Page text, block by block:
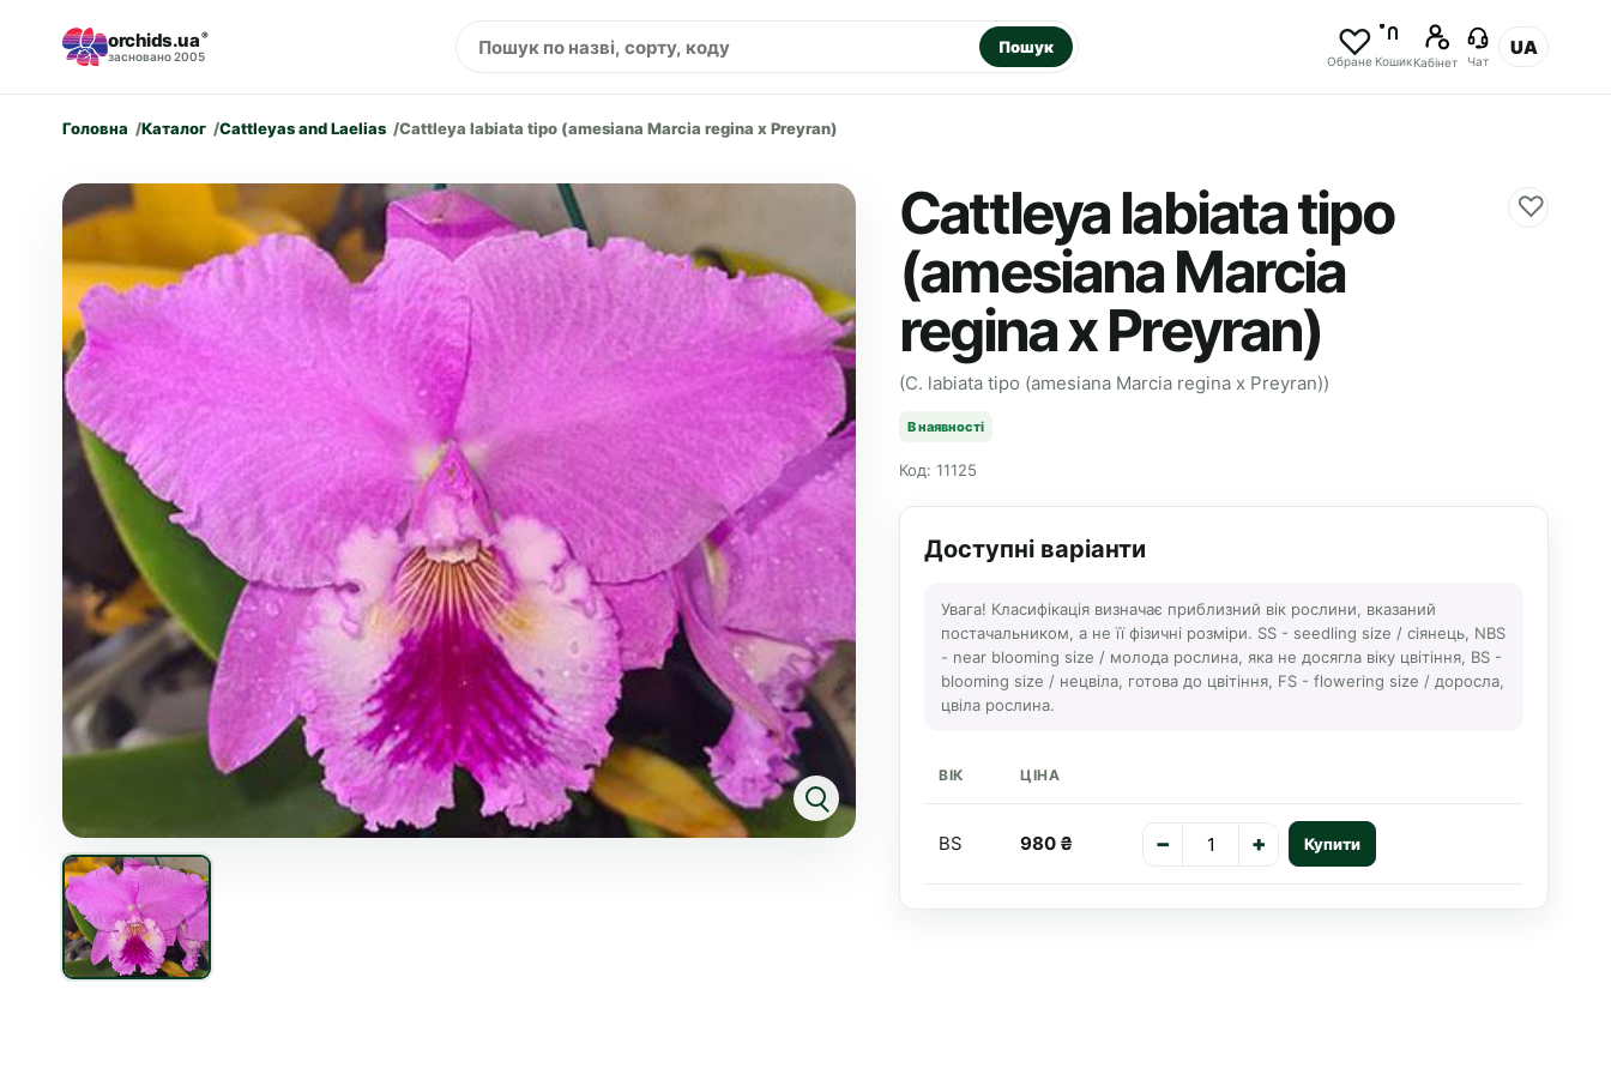
orchids.ua ®
засновано 2005 Пошук
Обране Кошик Кабінет Чат
UA
Головна Каталог Cattleyas and Laelias Cattleya labiata tipo (amesiana Marcia regina x Preyran)
Cattleya labiata tipo
(amesiana Marcia
regina x Preyran)
♡
(C. labiata tipo (amesiana Marcia regina x Preyran))
В наявності
Код: 11125
Доступні варіанти
Увага! Класифікація визначає приблизний вік рослини, вказаний
постачальником, а не її фізичні розміри. SS - seedling size / сіянець, NBS
- near blooming size / молода рослина, яка не досягла віку цвітіння, BS -
blooming size / нецвіла, готова до цвітіння, FS - flowering size / доросла,
цвіла рослина.
ВІК ЦІНА
BS 980 ₴ − + Купити